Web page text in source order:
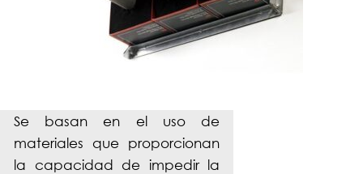
Se basan en el uso de
materiales que proporcionan
la capacidad de impedir la